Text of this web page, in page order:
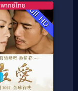
Full HD
พากย์ไทย